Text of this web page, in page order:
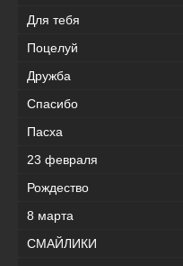
Для тебя
Поцелуй
Дружба
Спасибо
Пасха
23 февраля
Рождество
8 марта
СМАЙЛИКИ